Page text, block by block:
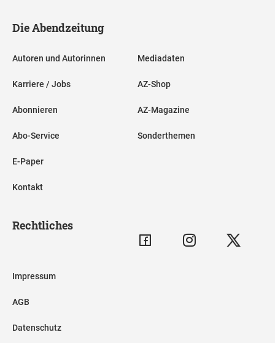
Die Abendzeitung
Autoren und Autorinnen
Karriere / Jobs
Abonnieren
Abo-Service
E-Paper
Kontakt
Mediadaten
AZ-Shop
AZ-Magazine
Sonderthemen
Rechtliches
Impressum
AGB
Datenschutz